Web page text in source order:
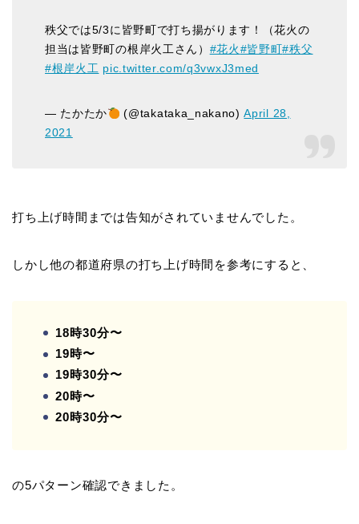
秩父では5/3に皆野町で打ち揚がります！（花火の
担当は皆野町の根岸火工さん） #花火 #皆野町#秩父
#根岸火工 pic.twitter.com/q3vwxJ3med
— たかたか (@takataka_nakano)April 28,
2021
打ち上げ時間までは告知がされていませんでした。
しかし他の都道府県の打ち上げ時間を参考にすると、
18時30分〜
19時〜
19時30分〜
20時〜
20時30分〜
の5パターン確認できました。